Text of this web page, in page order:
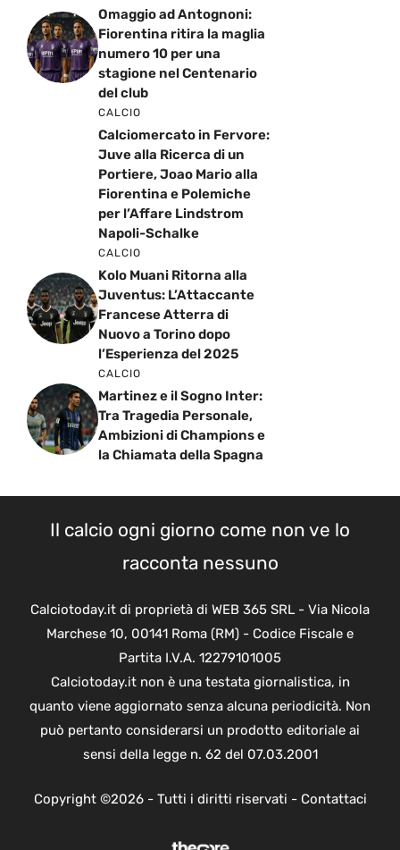
Omaggio ad Antognoni:
Fiorentina ritira la maglia
numero 10 per una
stagione nel Centenario
del club
CALCIO
Calciomercato in Fervore:
Juve alla Ricerca di un
Portiere, Joao Mario alla
Fiorentina e Polemiche
per l’Affare Lindstrom
Napoli-Schalke
CALCIO
Kolo Muani Ritorna alla
Juventus: L’Attaccante
Francese Atterra di
Nuovo a Torino dopo
l’Esperienza del 2025
CALCIO
Martinez e il Sogno Inter:
Tra Tragedia Personale,
Ambizioni di Champions e
la Chiamata della Spagna
Il calcio ogni giorno come non ve lo
racconta nessuno
Calciotoday.it di proprietà di WEB 365 SRL - Via Nicola
Marchese 10, 00141 Roma (RM) - Codice Fiscale e
Partita I.V.A. 12279101005
Calciotoday.it non è una testata giornalistica, in
quanto viene aggiornato senza alcuna periodicità. Non
può pertanto considerarsi un prodotto editoriale ai
sensi della legge n. 62 del 07.03.2001
Copyright ©2026 - Tutti i diritti riservati - Contattaci